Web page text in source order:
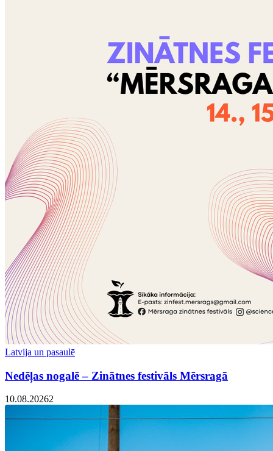
Latvija un pasaulē
Nedēļas nogalē – Zinātnes festivāls Mērsragā
10.08.20262